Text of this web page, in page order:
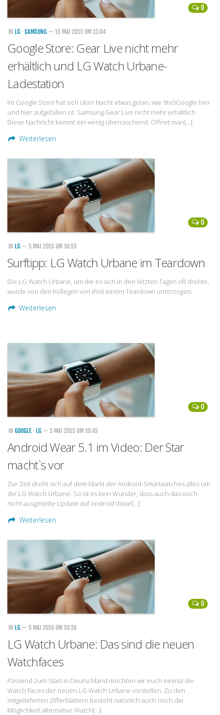
0
IN LG · SAMSUNG — 15 MAI 2015 UM 13:04
Google Store: Gear Live nicht mehr
erhältlich und LG Watch Urbane-
Ladestation
Im Google Store hat sich über Nacht etwas getan, wie 9to5Google hier
und hier aufgefallen ist. Samsung Gear Live nicht mehr erhältlich
Diese Nachricht kommt ein wenig überraschend. Öffnet man[…]
Weiterlesen
0
IN LG — 5 MAI 2015 UM 16:55
Surftipp: LG Watch Urbane im Teardown
Die LG Watch Urbane, um die es sich in den letzten Tagen oft drehte,
wurde von den Kollegen von iFixit einem Teardown unterzogen.
Weiterlesen
0
IN GOOGLE · LG — 5 MAI 2015 UM 10:45
Android Wear 5.1 im Video: Der Star
macht`s vor
Zur Zeit dreht sich auf dem Markt der Android-Smartwatches alles um
die LG Watch Urbane. So ist es kein Wunder, dass auch das noch
nicht ausgeteilte Update auf Android Wear[…]
Weiterlesen
0
IN LG — 5 MAI 2015 UM 10:36
LG Watch Urbane: Das sind die neuen
Watchfaces
Passend zum Start in Deutschland möchten wir euch einmal die
Watch Faces der neuen LG Watch Urbane vorstellen. Zu den
mitgelieferten Zifferblättern besteht natürlich auch noch die
Möglichkeit alternative Watch[…]